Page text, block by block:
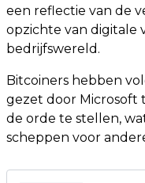
een reflectie van de
opzichte van digitale
bedrijfswereld.
Bitcoiners hebben
gezet door Microsoft
de orde te stellen,
scheppen voor